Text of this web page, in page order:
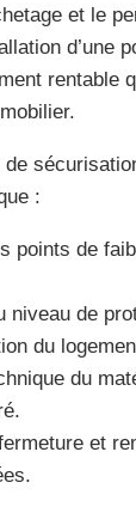
et le
d’une
rentable
:
points de
niveau de
du
du
et